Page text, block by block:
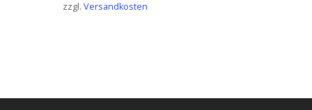
zzgl. Versandkosten